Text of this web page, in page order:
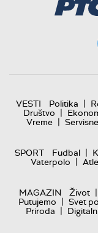
VESTI Politika |
Društvo |
Vreme |
SPORT
Fudbal |
Vaterpolo |
MAGAZIN
Život |
Putujemo | Svet
Priroda |